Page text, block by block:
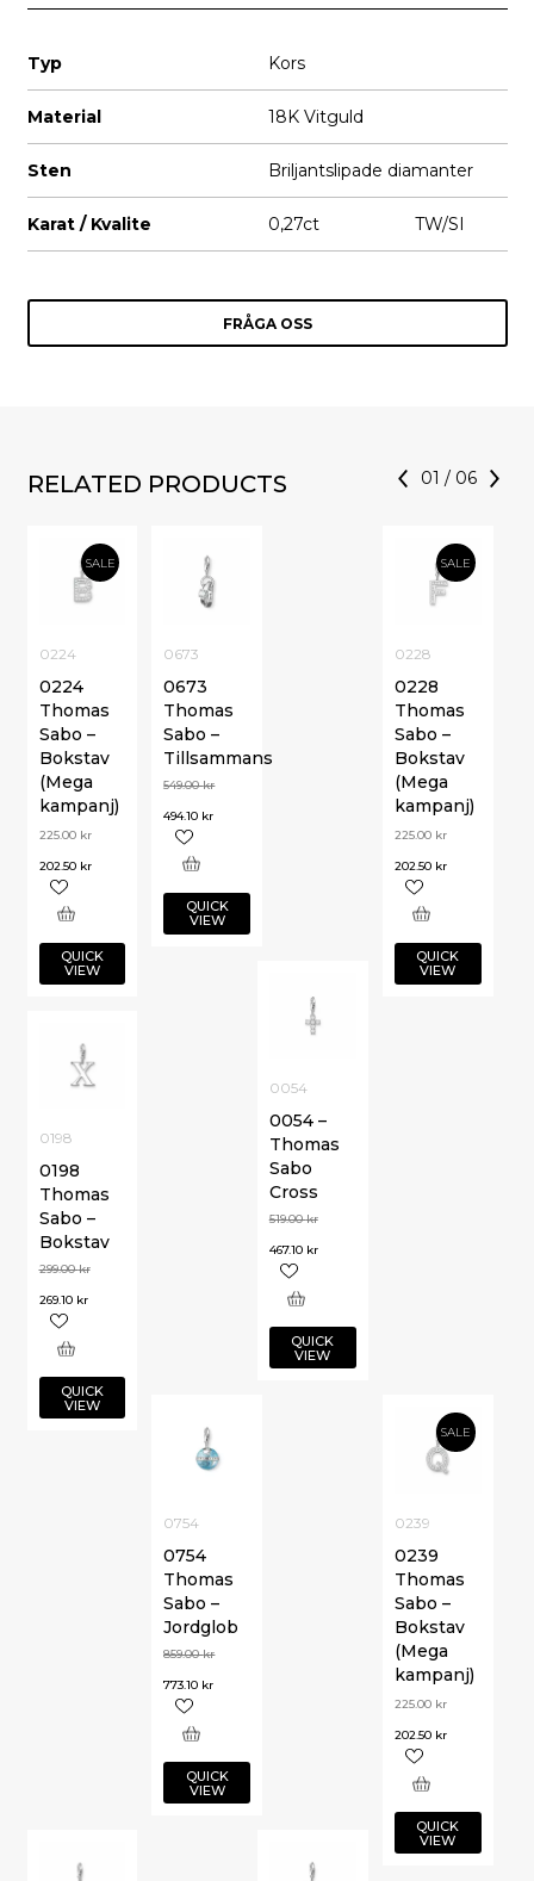
Typ Kors
Material 18K Vitguld
Sten Briljantslipade diamanter
Karat / Kvalite 0,27ct TW/SI
FRÅGA OSS
RELATED PRODUCTS 01 / 06
SALE
0224
0224
Thomas
Sabo –
Bokstav
(Mega
kampanj)
225.00 kr
202.50 kr
QUICK
VIEW
SALE
0228
0228
Thomas
Sabo –
Bokstav
(Mega
kampanj)
225.00 kr
202.50 kr
QUICK
VIEW
0673
0673
Thomas
Sabo –
Tillsammans
549.00kr
494.10 kr
QUICK
VIEW
0054
0054 –
Thomas
Sabo
Cross
519.00kr
467.10 kr
QUICK
VIEW
0198
0198
Thomas
Sabo –
Bokstav
299.00kr
269.10 kr
QUICK
VIEW
SALE
0239
0239
Thomas
Sabo –
Bokstav
(Mega
kampanj)
225.00 kr
202.50 kr
QUICK
VIEW
0754
0754
Thomas
Sabo –
Jordglob
859.00kr
773.10 kr
QUICK
VIEW